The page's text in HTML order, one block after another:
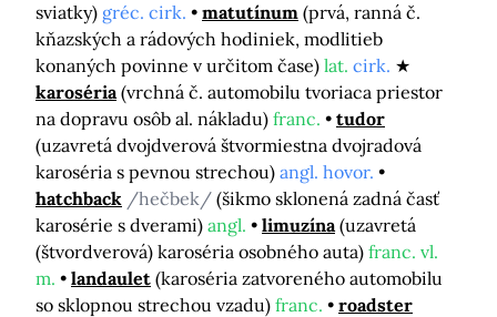
sviatky) gréc. cirk. matutínum (prvá, ranná č.
kňazských a rádových hodiniek, modlitieb
konaných povinne v určitom čase) lat. cirk.
karoséria (vrchná č. automobilu tvoriaca priestor
na dopravu osôb al. nákladu) franc.
tudor
(uzavretá dvojdverová štvormiestna dvojradová
karoséria s pevnou strechou) angl. hovor.
hatchback /hečbek/ (šikmo sklonená zadná časť
karosérie s dverami) angl. limuzína (uzavretá
(štvordverová) karoséria osobného auta) franc. vl.
m.
landaulet (karoséria zatvoreného automobilu
so sklopnou strechou vzadu) franc.
roadster